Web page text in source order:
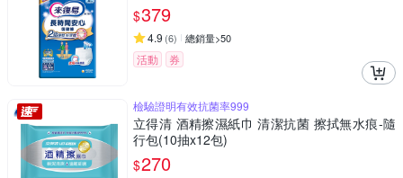
$379
4.9 (6) 總銷量>50
活動 券
檢驗證明有效抗菌率999
立得清 酒精擦濕紙巾 清潔抗菌 擦拭無水痕-隨
行包(10抽x12包)
$270